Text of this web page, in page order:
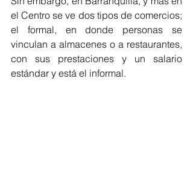
el Centro se ve dos tipos de comercios;
el formal, en donde personas se
vinculan a almacenes o a restaurantes,
con sus prestaciones y un salario
estándar y está el informal.